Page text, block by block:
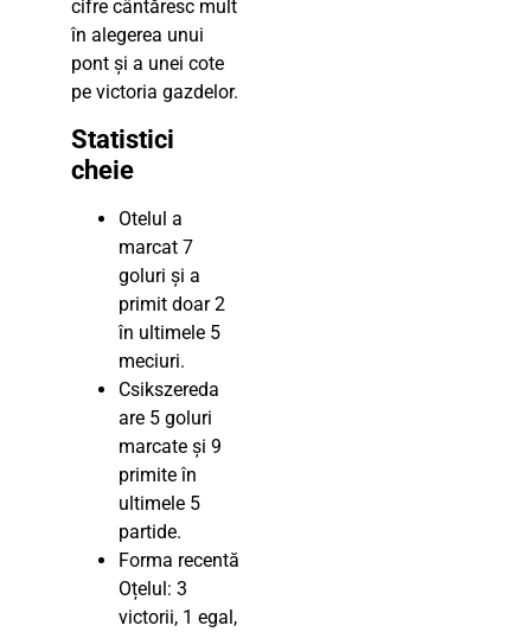
cifre cântăresc mult
în alegerea unui
pont și a unei cote
pe victoria gazdelor.
Statistici
cheie
Otelul a
marcat 7
goluri și a
primit doar 2
în ultimele 5
meciuri.
Csikszereda
are 5 goluri
marcate și 9
primite în
ultimele 5
partide.
Forma recentă
Oțelul: 3
victorii, 1 egal,